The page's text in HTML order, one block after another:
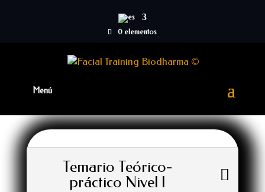
0 elementos
Temario Teórico-
práctico Nivel I